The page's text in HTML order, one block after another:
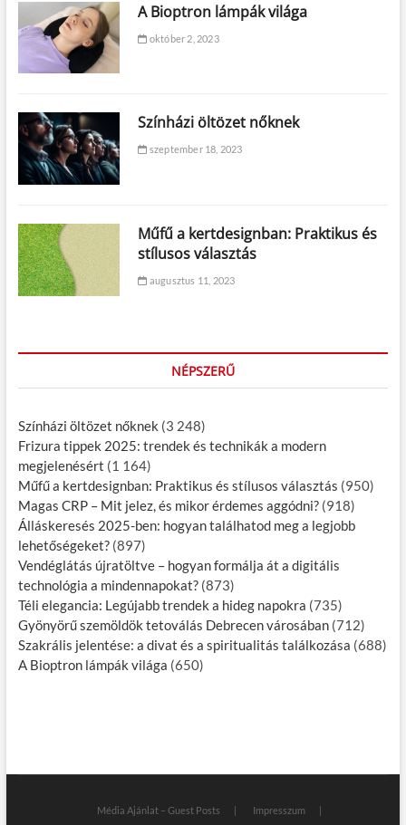
A Bioptron lámpák világa
október 2, 2023
Színházi öltözet nőknek
szeptember 18, 2023
Műfű a kertdesignban: Praktikus és
stílusos választás
augusztus 11, 2023
NÉPSZERŰ
Színházi öltözet nőknek (3 248)
Frizura tippek 2025: trendek és technikák a modern
megjelenésért (1 164)
Műfű a kertdesignban: Praktikus és stílusos választás (950)
Magas CRP – Mit jelez, és mikor érdemes aggódni? (918)
Álláskeresés 2025-ben: hogyan találhatod meg a legjobb
lehetőségeket? (897)
Vendéglátás újratöltve – hogyan formálja át a digitális
technológia a mindennapokat? (873)
Téli elegancia: Legújabb trendek a hideg napokra (735)
Gyönyörű szemöldök tetoválás Debrecen városában (712)
Szakrális jelentése: a divat és a spiritualitás találkozása (688)
A Bioptron lámpák világa (650)
Média Ajánlat – Guest Posts
Impresszum